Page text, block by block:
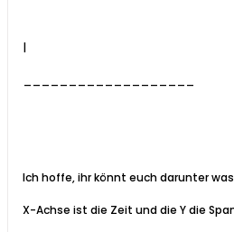
|
Ich hoffe, ihr könnt euch darunter
X-Achse ist die Zeit und die Y die